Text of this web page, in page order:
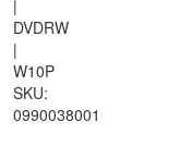
|
DVDRW
|
W10P
SKU:
0990038001